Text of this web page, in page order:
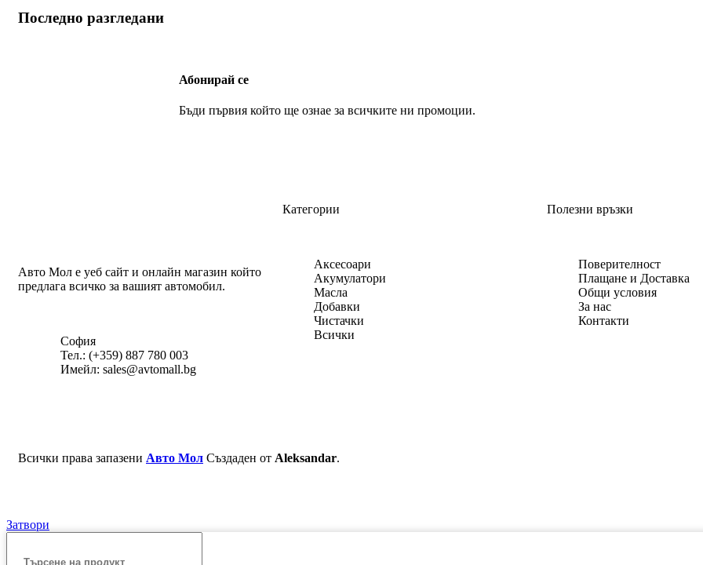
Последно разгледани
Абонирай се
Бъди първия който ще ознае за всичките ни промоции.
Авто Мол е уеб сайт и онлайн магазин който
предлага всичко за вашият автомобил.
София
Тел.: (+359) 887 780 003
Имейл: sales@avtomall.bg
Категории
Аксесоари
Акумулатори
Масла
Добавки
Чистачки
Всички
Полезни връзки
Поверителност
Плащане и Доставка
Общи условия
За нас
Контакти
Всички права запазени Авто Мол Създаден от Aleksandar.
Затвори